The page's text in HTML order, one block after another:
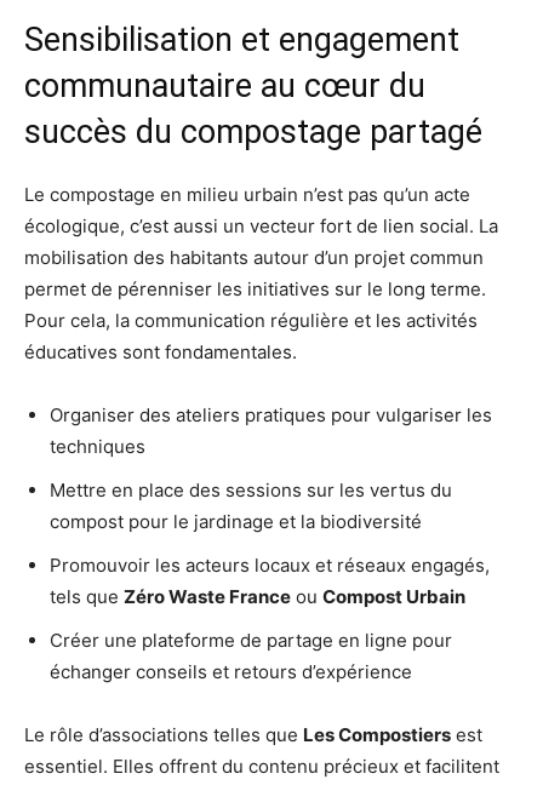
Sensibilisation et engagement
communautaire au cœur du
succès du compostage partagé
Le compostage en milieu urbain n’est pas qu’un acte
écologique, c’est aussi un vecteur fort de lien social. La
mobilisation des habitants autour d’un projet commun
permet de pérenniser les initiatives sur le long terme.
Pour cela, la communication régulière et les activités
éducatives sont fondamentales.
Organiser des ateliers pratiques pour vulgariser les
techniques
Mettre en place des sessions sur les vertus du
compost pour le jardinage et la biodiversité
Promouvoir les acteurs locaux et réseaux engagés,
tels que Zéro Waste France ou Compost Urbain
Créer une plateforme de partage en ligne pour
échanger conseils et retours d’expérience
Le rôle d’associations telles que Les Compostiers est
essentiel. Elles offrent du contenu précieux et facilitent